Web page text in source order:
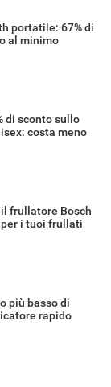
portatile: 67% di
al minimo
di sconto sullo
costa meno
frullatore Bosch
i tuoi frullati
più basso di
rapido